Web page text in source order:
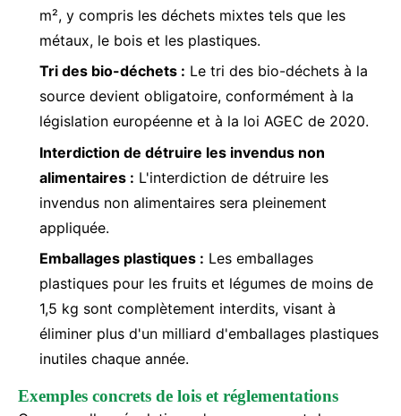
m², y compris les déchets mixtes tels que les
métaux, le bois et les plastiques.
Tri des bio-déchets : Le tri des bio-déchets à la
source devient obligatoire, conformément à la
législation européenne et à la loi AGEC de 2020.
Interdiction de détruire les invendus non
alimentaires : L'interdiction de détruire les
invendus non alimentaires sera pleinement
appliquée.
Emballages plastiques : Les emballages
plastiques pour les fruits et légumes de moins de
1,5 kg sont complètement interdits, visant à
éliminer plus d'un milliard d'emballages plastiques
inutiles chaque année.
Exemples concrets de lois et réglementations